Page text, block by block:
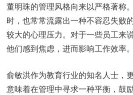
董明珠的管理风格向来以严格著称
时，也常常流露出一种不容忍失败
较大的心理压力。对于一些员工来
他们感到焦虑，进而影响工作效率。
俞敏洪作为教育行业的知名人士，
意味着在管理中寻求一种平衡，鼓